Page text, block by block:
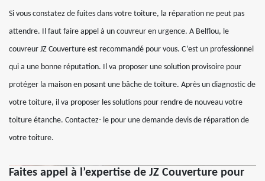
Si vous constatez de fuites dans votre toiture, la réparation ne peut pas
attendre. Il faut faire appel à un couvreur en urgence. A Belflou, le
couvreur JZ Couverture est recommandé pour vous. C’est un professionnel
qui a une bonne réputation. Il va proposer une solution provisoire pour
protéger la maison en posant une bâche de toiture. Après un diagnostic de
votre toiture, il va proposer les solutions pour rendre de nouveau votre
toiture étanche. Contactez- le pour une demande devis de réparation de
votre toiture.
Faites appel à l’expertise de JZ Couverture pour